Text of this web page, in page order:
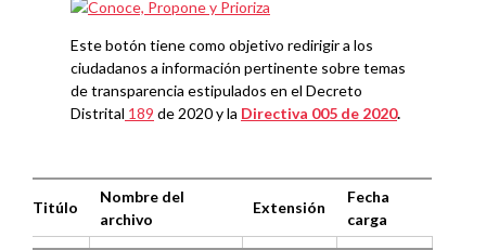
Este botón tiene como objetivo redirigir a los
ciudadanos a información pertinente sobre temas
de transparencia estipulados en el Decreto
Distrital 189 de 2020 y la Directiva 005 de 2020.
Titúlo
Nombre del
archivo
Extensión
Fecha
carga